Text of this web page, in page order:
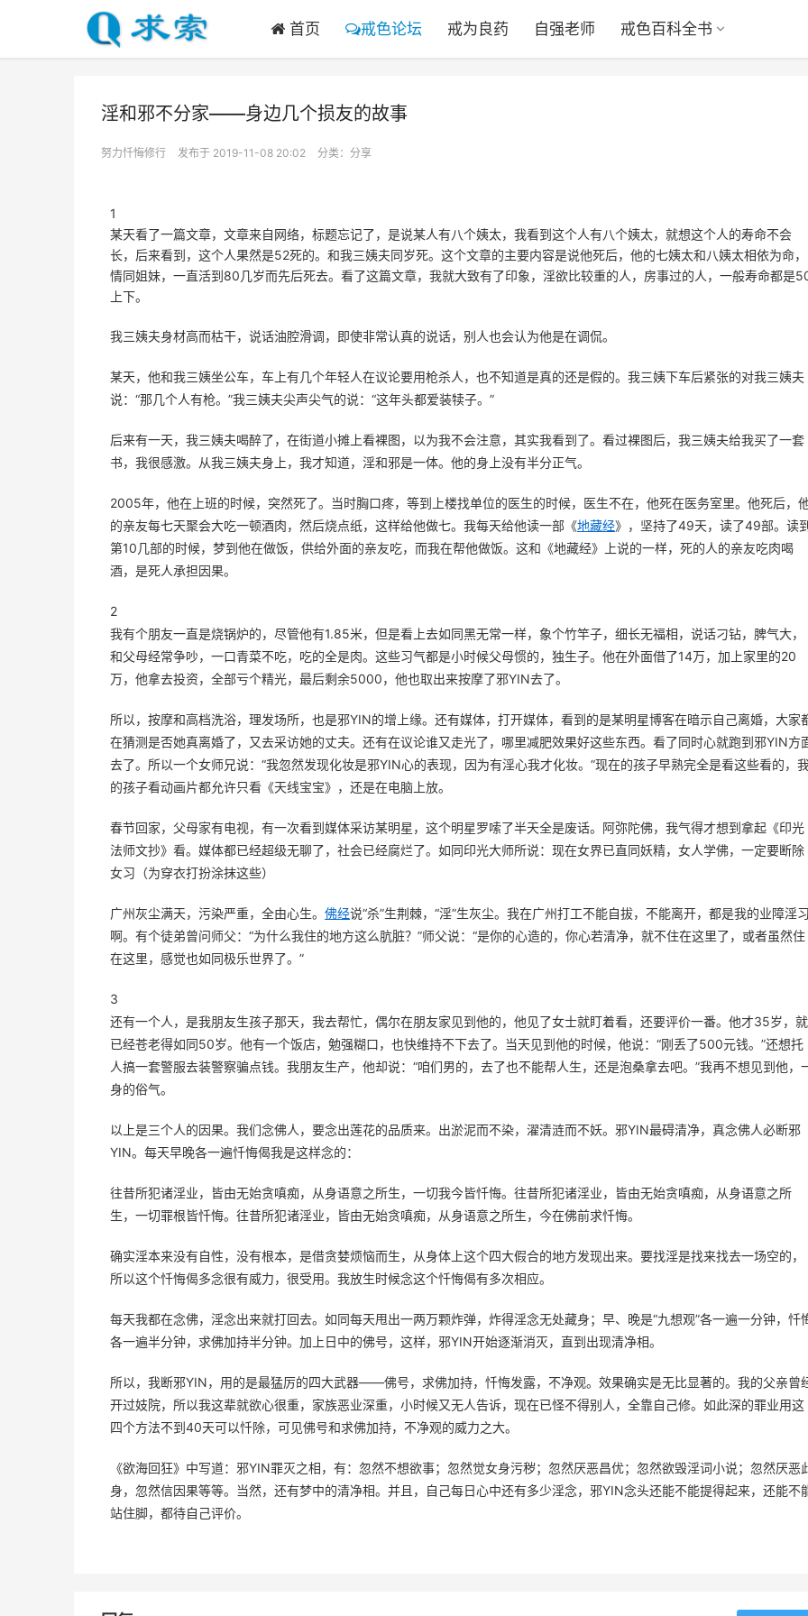
首页 戒色论坛 戒为良药 自强老师 戒色百科全书
淫和邪不分家——身边几个损友的故事
努力忏悔修行 发布于 2019-11-08 20:02 分类： 分享
1
某天看了一篇文章，文章来自网络，标题忘记了，是说某人有八个姨太，我看到这个人有八个姨太，就想这个人的寿命不会
长，后来看到，这个人果然是52死的。和我三姨夫同岁死。这个文章的主要内容是说他死后，他的七姨太和八姨太相依为命，
情同姐妹，一直活到80几岁而先后死去。看了这篇文章，我就大致有了印象，淫欲比较重的人，房事过的人，一般寿命都是
上下。
我三姨夫身材高而枯干，说话油腔滑调，即使非常认真的说话，别人也会认为他是在调侃。
某天，他和我三姨坐公车，车上有几个年轻人在议论要用枪杀人，也不知道是真的还是假的。我三姨下车后紧张的对我三姨夫
说：“那几个人有枪。”我三姨夫尖声尖气的说：“这年头都爱装犊子。”
后来有一天，我三姨夫喝醉了，在街道小摊上看裸图，以为我不会注意，其实我看到了。看过裸图后，我三姨夫给我买了一套
书，我很感激。从我三姨夫身上，我才知道，淫和邪是一体。他的身上没有半分正气。
2005年，他在上班的时候，突然死了。当时胸口疼，等到上楼找单位的医生的时候，医生不在，他死在医务室里。他死后，
的亲友每七天聚会大吃一顿酒肉，然后烧点纸，这样给他做七。我每天给他读一部《地藏经》，坚持了49天，读了49部。读
第10几部的时候，梦到他在做饭，供给外面的亲友吃，而我在帮他做饭。这和《地藏经》上说的一样，死的人的亲友吃肉喝
酒，是死人承担因果。
2
我有个朋友一直是烧锅炉的，尽管他有1.85米，但是看上去如同黑无常一样，象个竹竿子，细长无福相，说话刁钻，脾气大，
和父母经常争吵，一口青菜不吃，吃的全是肉。这些习气都是小时候父母惯的，独生子。他在外面借了14万，加上家里的20
万，他拿去投资，全部亏个精光，最后剩余5000，他也取出来按摩了邪YIN去了。
所以，按摩和高档洗浴，理发场所，也是邪YIN的增上缘。还有媒体，打开媒体，看到的是某明星博客在暗示自己离婚，大家
在猜测是否她真离婚了，又去采访她的丈夫。还有在议论谁又走光了，哪里减肥效果好这些东西。看了同时心就跑到邪YIN方
去了。所以一个女师兄说：“我忽然发现化妆是邪YIN心的表现，因为有淫心我才化妆。”现在的孩子早熟完全是看这些看的，
的孩子看动画片都允许只看《天线宝宝》，还是在电脑上放。
春节回家，父母家有电视，有一次看到媒体采访某明星，这个明星罗嗦了半天全是废话。阿弥陀佛，我气得才想到拿起《印光
法师文抄》看。媒体都已经超级无聊了，社会已经腐烂了。如同印光大师所说：现在女界已直同妖精，女人学佛，一定要断除
女习（为穿衣打扮涂抹这些）
广州灰尘满天，污染严重，全由心生。 佛经说“杀”生荆棘，“淫”生灰尘。我在广州打工不能自拔，不能离开，都是我的业障淫
啊。有个徒弟曾问师父：“为什么我住的地方这么肮脏？”师父说：“是你的心造的，你心若清净，就不住在这里了，或者虽然住
在这里，感觉也如同极乐世界了。”
3
还有一个人，是我朋友生孩子那天，我去帮忙，偶尔在朋友家见到他的，他见了女士就盯着看，还要评价一番。他才35岁，就
已经苍老得如同50岁。他有一个饭店，勉强糊口，也快维持不下去了。当天见到他的时候，他说：“刚丢了500元钱。”还想托
人搞一套警服去装警察骗点钱。我朋友生产，他却说：“咱们男的，去了也不能帮人生，还是泡桑拿去吧。”我再不想见到他，
身的俗气。
以上是三个人的因果。我们念佛人，要念出莲花的品质来。出淤泥而不染，濯清涟而不妖。邪YIN最碍清净，真念佛人必断邪
YIN。每天早晚各一遍忏悔偈我是这样念的：
往昔所犯诸淫业，皆由无始贪嗔痴，从身语意之所生，一切我今皆忏悔。往昔所犯诸淫业，皆由无始贪嗔痴，从身语意之所
生，一切罪根皆忏悔。往昔所犯诸淫业，皆由无始贪嗔痴，从身语意之所生，今在佛前求忏悔。
确实淫本来没有自性，没有根本，是借贪婪烦恼而生，从身体上这个四大假合的地方发现出来。要找淫是找来找去一场空的，
所以这个忏悔偈多念很有威力，很受用。我放生时候念这个忏悔偈有多次相应。
每天我都在念佛，淫念出来就打回去。如同每天甩出一两万颗炸弹，炸得淫念无处藏身；早、晚是“九想观”各一遍一分钟，忏
各一遍半分钟，求佛加持半分钟。加上日中的佛号，这样，邪YIN开始逐渐消灭，直到出现清净相。
所以，我断邪YIN，用的是最猛厉的四大武器——佛号，求佛加持，忏悔发露，不净观。效果确实是无比显著的。我的父亲曾
开过妓院，所以我这辈就欲心很重，家族恶业深重，小时候又无人告诉，现在已怪不得别人，全靠自己修。如此深的罪业用这
四个方法不到40天可以忏除，可见佛号和求佛加持，不净观的威力之大。
《欲海回狂》中写道：邪YIN罪灭之相，有：忽然不想欲事；忽然觉女身污秽；忽然厌恶昌优；忽然欲毁淫词小说；忽然厌恶
身，忽然信因果等等。当然，还有梦中的清净相。并且，自己每日心中还有多少淫念，邪YIN念头还能不能提得起来，还能不
站住脚，都待自己评价。